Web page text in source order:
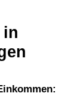
in